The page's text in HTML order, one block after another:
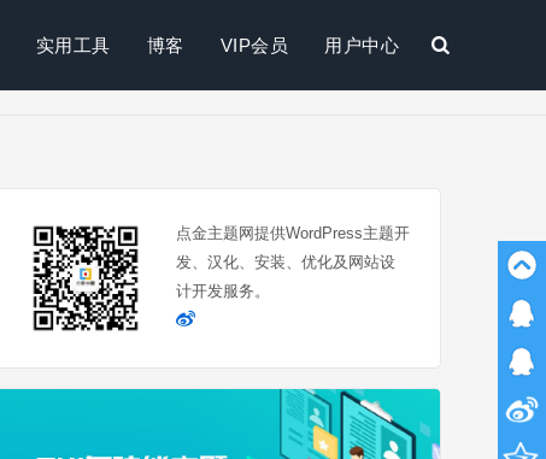
实用工具 博客 VIP会员 用户中心
点金主题网提供WordPress主题开
发、汉化、安装、优化及网站设
计开发服务。